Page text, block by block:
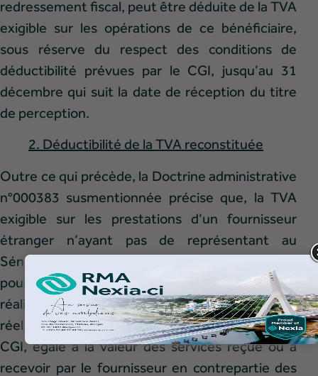
redressement fiscal, peut être déduite de la TVA
exigible sur les opérations de ce bénéficiaire,
sous réserve du respect des conditions de
déductibilité prévues par le CGI, jusqu’au 31
décembre qui suit la date de réception du titre
de perception.
2. Déductibilité de la TVA reconstituée
Outre ce qui précède, la Doctrine administrative
n°000383 susmentionnée précise que, la TVA
exigible sur les prestations d’un fournisseur
étranger n’ayant pas de représentant au
Sénégal est liquidée et reversée par la personne
pour le compte de laquelle la prestation est
réalisée, suivant le régime du chiffre d’affaires
réel. La base imposable est donc, en vertu du
CGI, égale à la valeur des services reçue ou à
recevoir par le fournisseur en contrepartie des